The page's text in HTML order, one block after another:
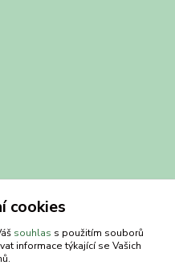
cookies
souhlas s použitím souborů
informace týkající se Vašich